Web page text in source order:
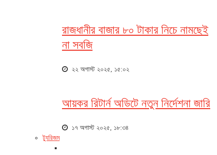
রাজধানীর বাজার ৮০ টাকার নিচে নামছেই
না সবজি
২২ অগাস্ট ২০২৫, ১৫:০২
আয়কর রিটার্ন অডিটে নতুন নির্দেশনা জারি
১৭ অগাস্ট ২০২৫, ১৮:৩৪
ট্যুরিজম